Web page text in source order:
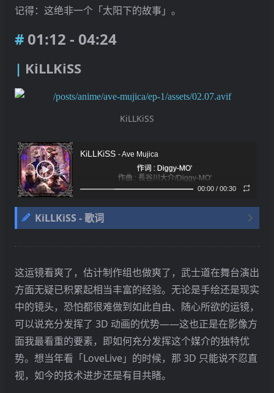
记得：这绝非一个「太阳下的故事」。
01:12 - 04:24
KiLLKiSS
KiLLKiSS
KiLLKiSS - Ave Mujica
作词 : Diggy-MO'
作曲 : 長谷川大介/Diggy-MO'
编曲 : 長谷川大介
声之音)
遍く 名前を捨てたのね あなたのモザイクが泣いてる
(将名字尽数舍弃 你的虚影（mosaic）哭泣着)
紛れもなく真実 (不折不扣的真相)
行 举目仰望月夜)
‘completeness’ (‘完好无缺’)
嗚呼 命の灯を掲げ (啊 高举生命之灯)
KiLLKiSS judy.., KiLLKiSS jude.., KiLLKiSS juda..,
欺いて (瞒天过海)
KiLLKiSS judy.., KiLLKiSS jude.., KiLLKiSS juda..,
ねぇ 無防備だね 美しい戯れに 人は壊れてゆく (真是
毫无防备啊 甜美嬉戏令人毁于一旦)
可笑しいわね (何其可笑)
‘cuz we’re all alone
噛み締めても まだ痛むなら (倘若咬紧牙关 仍觉疼痛)
手を挙げ 希え (那便高举双手 虔诚祈愿)
oh, when you bleed,
00:00 / 00:30
KiLLKiSS - 歌词
在命运玩弄下发出无声之音
遍く 名前を捨てたのね あなたのモザイクが泣いて
る
将名字尽数舍弃 模糊的你哭泣着
can not, can not, not, not, not deny 紛れもなく
真実
这运镜看爽了，估计制作组也做爽了，武士道在舞台演出
方面无疑已积累起相当丰富的经验。无论是手绘还是现实
中的镜头，恐怕都很难做到如此自由、随心所欲的运镜，
可以说充分发挥了 3D 动画的优势——这也正是在影像方
面我最看重的要素，即如何充分发挥这个媒介的独特优
势。想当年看「LoveLive」的时候，那 3D 只能说不忍直
视，如今的技术进步还是有目共睹。